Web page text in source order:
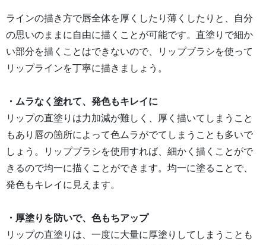
ラインの描き方で唇全体を厚くしたり薄くしたりと、自分
の思いのままに自由に描くことが可能です。直塗りで細か
い部分を描くことはできないので、リップブラシを使って
リップラインを丁寧に描きましょう。
・ムラなく塗れて、発色もキレイに
リップの直塗りは力加減が難しく、厚く描いてしまうこと
もあり唇の箇所によって色ムラがでてしまうことも多いで
しょう。リップブラシを使用すれば、細かく描くことがで
きるので均一に描くことができます。均一に塗ることで、
発色もキレイに見えます。
・厚塗りを防いで、色もちアップ
リップの直塗りは、一度に大量に厚塗りしてしまうことも